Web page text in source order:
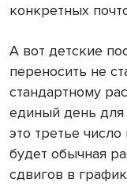
конкретных
А вот детские
переносить не
стандартному
единый день
это третье
будет обычная
сдвигов в